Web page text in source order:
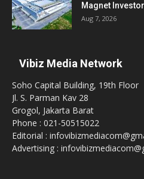
Magnet
Aug 7, 2026
Vibiz Media Network
Soho Capital Building, 19th Floor
Jl. S. Parman Kav 28
Grogol, Jakarta Barat
Phone : 021-50515022
Editorial :
Advertising :